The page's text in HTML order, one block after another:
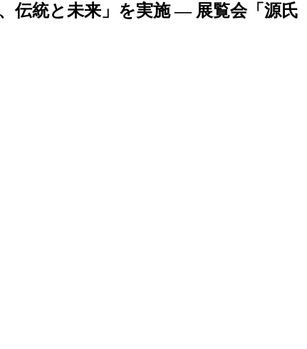
伝統と未来」を実施 — 展覧会「源氏